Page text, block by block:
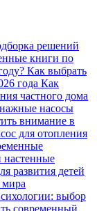
решений
книги по
Как выбрать
года Как
частного дома
насосы
внимание в
для отопления
развития детей
мира
выбор
современный